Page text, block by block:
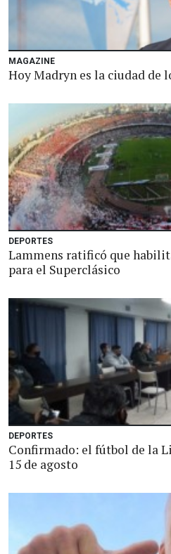
MAGAZINE
Hoy Madryn es la ciudad de
DEPORTES
Lammens ratificó que
para el Superclásico
DEPORTES
Confirmado: el fútbol de la
15 de agosto